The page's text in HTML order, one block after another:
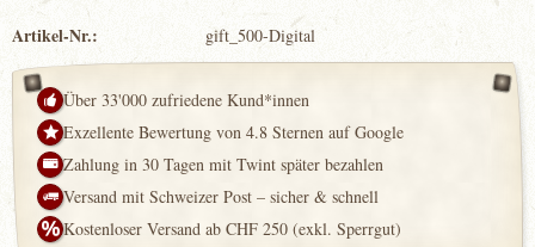
Artikel-Nr.: gift_500-Digital
Über 33'000 zufriedene Kund*innen
Exzellente Bewertung von 4.8 Sternen auf Google
Zahlung in 30 Tagen mit Twint später bezahlen
Versand mit Schweizer Post – sicher & schnell
Kostenloser Versand ab CHF 250 (exkl. Sperrgut)